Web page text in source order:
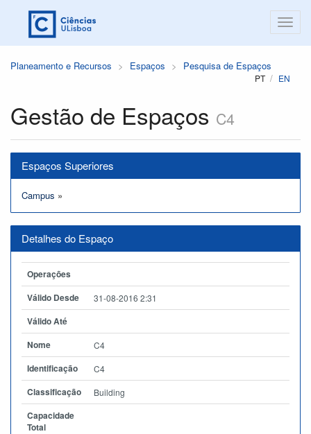
Planeamento e Recursos Espaços Pesquisa de Espaços
PT EN
Gestão de Espaços C4
Espaços Superiores
Campus »
Detalhes do Espaço
Operações
Válido Desde
31-08-2016 2:31
Válido Até
Nome
C4
Identificação C4
Classificação Building
Capacidade
Total